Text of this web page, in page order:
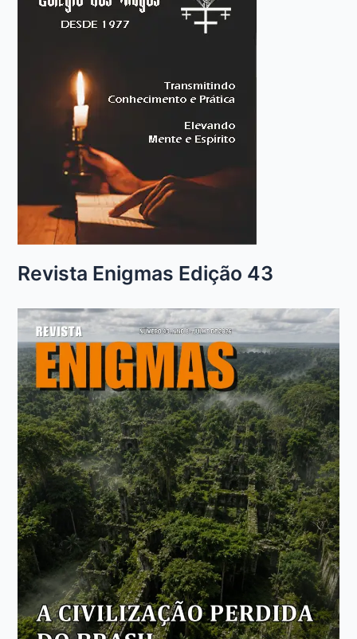
Revista Enigmas Edição 43